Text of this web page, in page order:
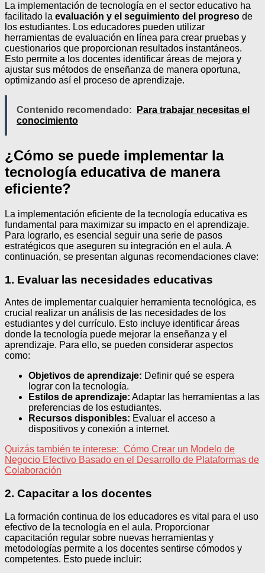
La implementación de tecnología en el sector educativo ha
facilitado la evaluación y el seguimiento del progreso de
los estudiantes. Los educadores pueden utilizar
herramientas de evaluación en línea para crear pruebas y
cuestionarios que proporcionan resultados instantáneos.
Esto permite a los docentes identificar áreas de mejora y
ajustar sus métodos de enseñanza de manera oportuna,
optimizando así el proceso de aprendizaje.
Contenido recomendado:
Para trabajar necesitas el
conocimiento
¿Cómo se puede implementar la
tecnología educativa de manera
eficiente?
La implementación eficiente de la tecnología educativa es
fundamental para maximizar su impacto en el aprendizaje.
Para lograrlo, es esencial seguir una serie de pasos
estratégicos que aseguren su integración en el aula. A
continuación, se presentan algunas recomendaciones clave:
1. Evaluar las necesidades educativas
Antes de implementar cualquier herramienta tecnológica, es
crucial realizar un análisis de las necesidades de los
estudiantes y del currículo. Esto incluye identificar áreas
donde la tecnología puede mejorar la enseñanza y el
aprendizaje. Para ello, se pueden considerar aspectos
como:
Objetivos de aprendizaje: Definir qué se espera
lograr con la tecnología.
Estilos de aprendizaje: Adaptar las herramientas a las
preferencias de los estudiantes.
Recursos disponibles: Evaluar el acceso a
dispositivos y conexión a internet.
Quizás también te interese: Cómo Crear un Modelo de
Negocio Efectivo Basado en el Desarrollo de Plataformas de
Colaboración
2. Capacitar a los docentes
La formación continua de los educadores es vital para el uso
efectivo de la tecnología en el aula. Proporcionar
capacitación regular sobre nuevas herramientas y
metodologías permite a los docentes sentirse cómodos y
competentes. Esto puede incluir: